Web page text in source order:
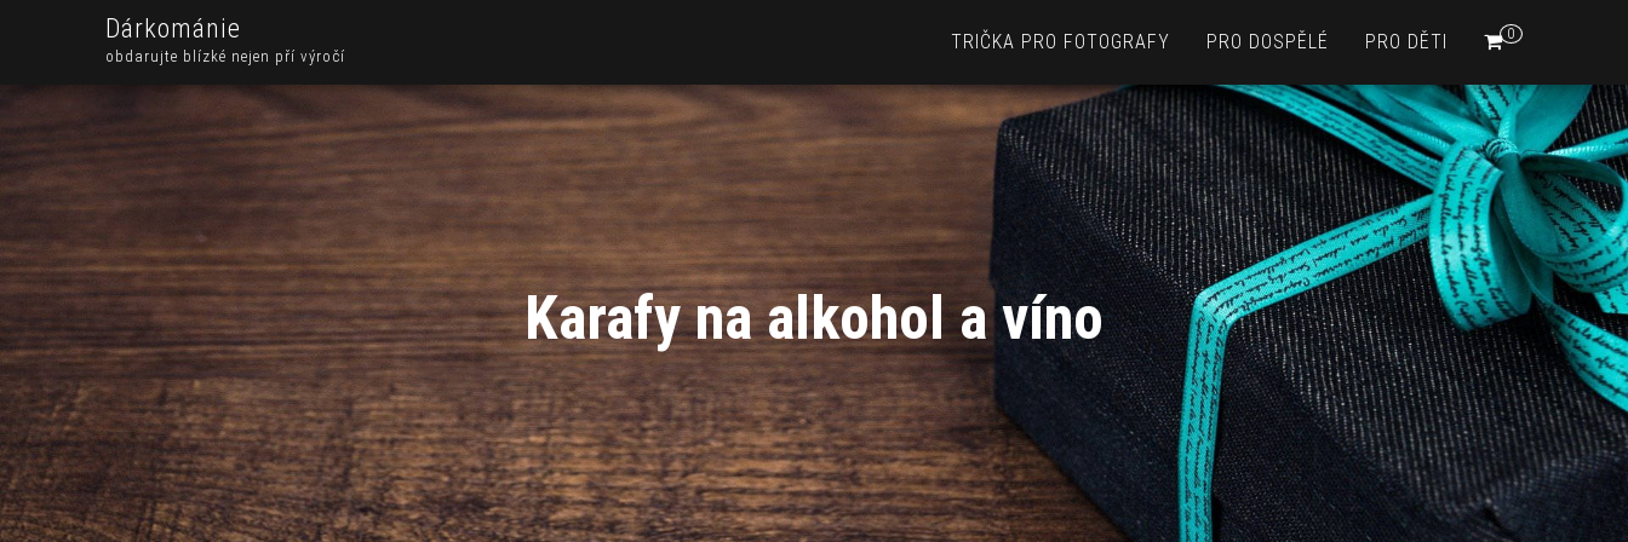
Dárkománie
obdarujte blízké nejen pří výročí
0
TRIČKA PRO FOTOGRAFY PRO DOSPĚLÉ PRO DĚTI
Karafy na alkohol a víno